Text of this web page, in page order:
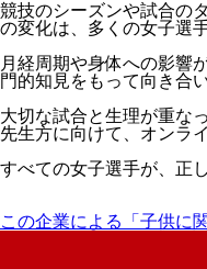
競技のシーズンや試合の
の変化は、多くの女子選
月経周期や身体への影響
門的知見をもって向き合
大切な試合と生理が重な
先生方に向けて、オンラ
すべての女子選手が、正
この企業による「子供に